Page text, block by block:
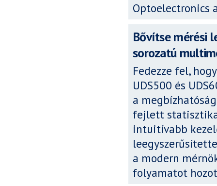
Optoelectronics
Bővítse mérési
sorozatú
Fedezze fel,
UDS500 és
a
fejlett
intuitívabb
a modern
folyamatot